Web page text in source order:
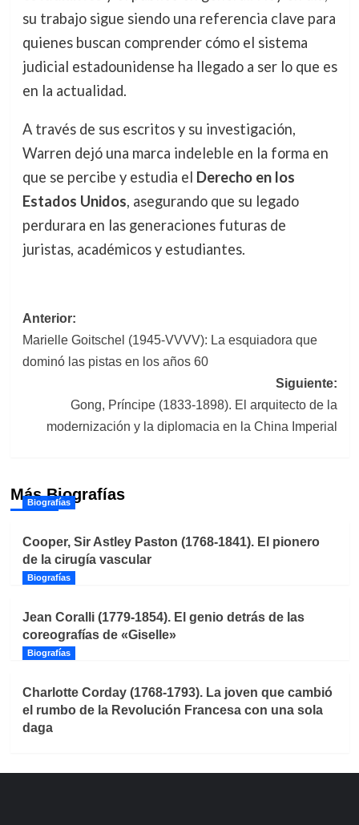
su trabajo sigue siendo una referencia clave para
quienes buscan comprender cómo el sistema
judicial estadounidense ha llegado a ser lo que es
en la actualidad.
A través de sus escritos y su investigación,
Warren dejó una marca indeleble en la forma en
que se percibe y estudia el Derecho en los
Estados Unidos, asegurando que su legado
perdurara en las generaciones futuras de
juristas, académicos y estudiantes.
Navegación
de
entradas
Anterior:
Marielle Goitschel (1945-VVVV): La esquiadora que
dominó las pistas en los años 60
Siguiente:
Gong, Príncipe (1833-1898). El arquitecto de la
modernización y la diplomacia en la China Imperial
Más Biografías
Biografías
Cooper, Sir Astley Paston (1768-1841). El pionero
de la cirugía vascular
Biografías
Jean Coralli (1779-1854). El genio detrás de las
coreografías de «Giselle»
Biografías
Charlotte Corday (1768-1793). La joven que cambió
el rumbo de la Revolución Francesa con una sola
daga